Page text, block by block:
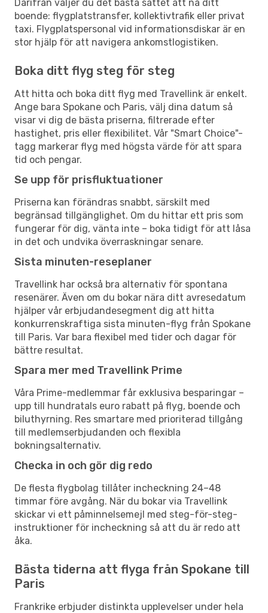
Därifrån väljer du det bästa sättet att nå ditt
boende: flygplatstransfer, kollektivtrafik eller privat
taxi. Flygplatspersonal vid informationsdiskar är en
stor hjälp för att navigera ankomstlogistiken.
Boka ditt flyg steg för steg
Att hitta och boka ditt flyg med Travellink är enkelt.
Ange bara Spokane och Paris, välj dina datum så
visar vi dig de bästa priserna, filtrerade efter
hastighet, pris eller flexibilitet. Vår "Smart Choice"-
tagg markerar flyg med högsta värde för att spara
tid och pengar.
Se upp för prisfluktuationer
Priserna kan förändras snabbt, särskilt med
begränsad tillgänglighet. Om du hittar ett pris som
fungerar för dig, vänta inte – boka tidigt för att låsa
in det och undvika överraskningar senare.
Sista minuten-reseplaner
Travellink har också bra alternativ för spontana
resenärer. Även om du bokar nära ditt avresedatum
hjälper vår erbjudandesegment dig att hitta
konkurrenskraftiga sista minuten-flyg från Spokane
till Paris. Var bara flexibel med tider och dagar för
bättre resultat.
Spara mer med Travellink Prime
Våra Prime-medlemmar får exklusiva besparingar –
upp till hundratals euro rabatt på flyg, boende och
biluthyrning. Res smartare med prioriterad tillgång
till medlemserbjudanden och flexibla
bokningsalternativ.
Checka in och gör dig redo
De flesta flygbolag tillåter incheckning 24–48
timmar före avgång. När du bokar via Travellink
skickar vi ett påminnelsemejl med steg-för-steg-
instruktioner för incheckning så att du är redo att
åka.
Bästa tiderna att flyga från Spokane till
Paris
Frankrike erbjuder distinkta upplevelser under hela